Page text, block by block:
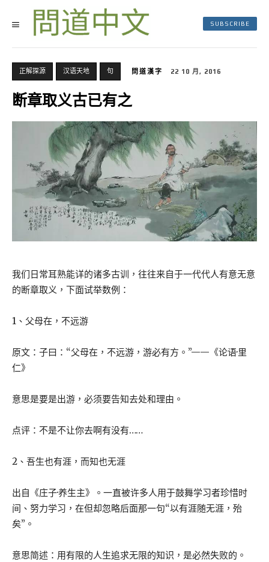
SUBSCRIBE
正解探源 汉语天地 句 問道漢字 22 10 月, 2016
断章取义古已有之
我们日常耳熟能详的诸多古训，往往来自于一代代人有意无意
的断章取义，下面试举数例：
1、父母在，不远游
原文：子曰：“父母在，不远游，游必有方。”——《论语·里
仁》
意思是要是出游，必须要告知去处和理由。
点评：不是不让你去啊有没有……
2、吾生也有涯，而知也无涯
出自《庄子·养生主》。一直被许多人用于鼓舞学习者珍惜时
间、努力学习，在但却忽略后面那一句“以有涯随无涯，殆
矣”。
意思简述：用有限的人生追求无限的知识，是必然失败的。